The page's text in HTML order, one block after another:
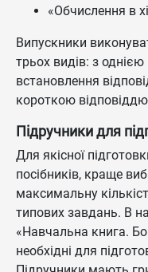
«Обчислення в
Випускники
трьох видів: з
встановлення
короткою
Підручники для
Для якісної
посібників, краще
максимальну
типових завдань. В
«Навчальна книга.
необхідні для